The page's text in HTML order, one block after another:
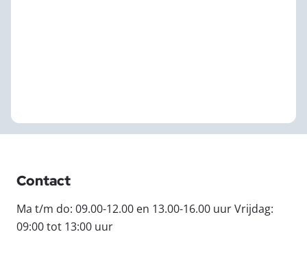
Contact
Ma t/m do: 09.00-12.00 en 13.00-16.00 uur Vrijdag:
09:00 tot 13:00 uur